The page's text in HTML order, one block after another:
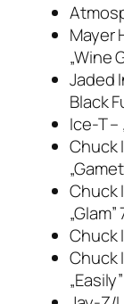
Mayer
„Wine
Jaded
Black
Ice-T –
Chuck
Chuck
„Glam”
Chuck
Chuck